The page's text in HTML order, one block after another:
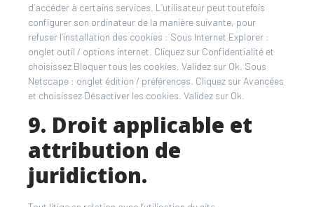
d’accéder à certains services. L’utilisateur peut toutefois
configurer son ordinateur de la manière suivante, pour
refuser l’installation des cookies : Sous Internet Explorer :
onglet outil / options internet. Cliquez sur Confidentialité et
choisissez Bloquer tous les cookies. Validez sur Ok. Sous
Netscape : onglet édition / préférences. Cliquez sur Avancées
et choisissez Désactiver les cookies. Validez sur Ok.
9. Droit applicable et
attribution de
juridiction.